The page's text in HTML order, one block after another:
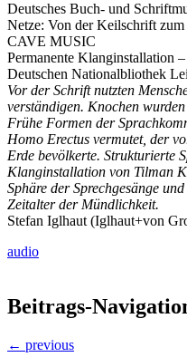
Deutsches Buch- und
Netze: Von der Keilschrift
CAVE MUSIC
Permanente Klanginstallation
Deutschen Nationalbliothek
Vor der Schrift nutzten
verständigen. Knochen
Frühe Formen der
Homo Erectus vermutet, der
Erde bevölkerte. Strukturierte
Klanginstallation von Tilman
Sphäre der Sprechgesänge
Zeitalter der Mündlichkeit.
Stefan Iglhaut (Iglhaut+von
audio
Beitrags-
← previous